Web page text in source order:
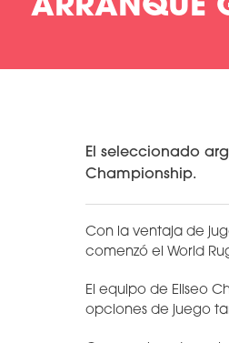
ARRANQUE
El seleccionado
Championship.
Con la ventaja de
comenzó el World
El equipo de Eliseo
opciones de juego